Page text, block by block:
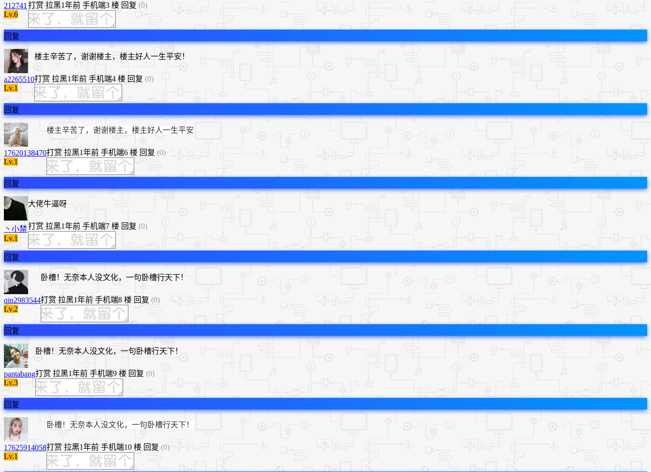
212741
Lv.6
打赏 拉黑1年前 手机端3 楼 回复 (0)
回复
a2265510
Lv.1
楼主辛苦了，谢谢楼主，楼主好人一生平安！
打赏 拉黑1年前 手机端4 楼 回复 (0)
回复
17620138470
Lv.1
楼主辛苦了，谢谢楼主，楼主好人一生平安
打赏 拉黑1年前 手机端6 楼 回复 (0)
回复
丶小禁
Lv.1
大佬牛逼呀
打赏 拉黑1年前 手机端7 楼 回复 (0)
回复
qin2983544
Lv.2
卧槽！无奈本人没文化，一句卧槽行天下！
打赏 拉黑1年前 手机端8 楼 回复 (0)
回复
pantabang
Lv.3
卧槽！无奈本人没文化，一句卧槽行天下！
打赏 拉黑1年前 手机端9 楼 回复 (0)
回复
17625914058
Lv.1
卧槽！无奈本人没文化，一句卧槽行天下！
打赏 拉黑1年前 手机端10 楼 回复 (0)